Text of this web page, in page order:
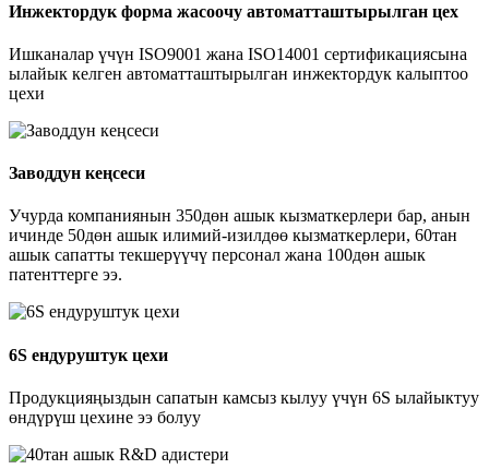
Инжектордук форма жасоочу автоматташтырылган цех
Ишканалар үчүн ISO9001 жана ISO14001 сертификациясына
ылайык келген автоматташтырылган инжектордук калыптоо
цехи
Заводдун кеңсеси
Учурда компаниянын 350дөн ашык кызматкерлери бар, анын
ичинде 50дөн ашык илимий-изилдөө кызматкерлери, 60тан
ашык сапатты текшерүүчү персонал жана 100дөн ашык
патенттерге ээ.
6S ендуруштук цехи
Продукцияңыздын сапатын камсыз кылуу үчүн 6S ылайыктуу
өндүрүш цехине ээ болуу